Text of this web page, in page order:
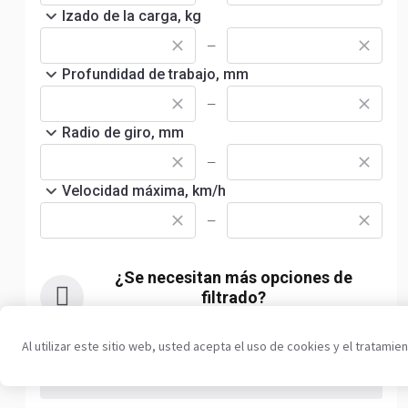
Izado de la carga, kg
—
Profundidad de trabajo, mm
—
Radio de giro, mm
—
Velocidad máxima, km/h
—
¿Se necesitan más opciones de
filtrado?
Al utilizar este sitio web, usted acepta el uso de cookies y el